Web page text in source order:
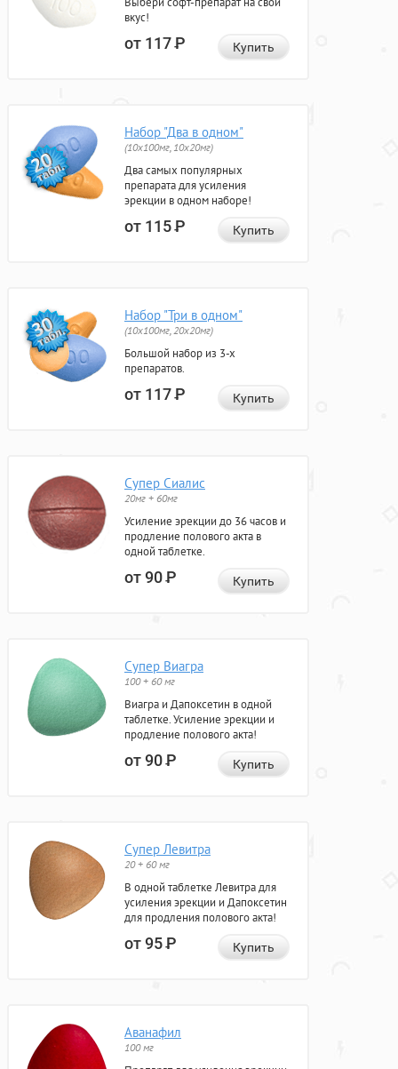
вкус!
от 117Р Купить
Набор "Два в одном"
(10x100мг, 10x20мг)
Два самых популярных
препарата для усиления
эрекции в одном наборе!
от 115Р Купить
Набор "Три в одном"
(10x100мг, 20x20мг)
Большой набор из 3-х
препаратов.
от 117Р Купить
Супер Сиалис
20мг + 60мг
Усиление эрекции до 36 часов и
продление полового акта в
одной таблетке.
от 90Р Купить
Супер Виагра
100 + 60 мг
Виагра и Дапоксетин в одной
таблетке. Усиление эрекции и
продление полового акта!
от 90Р Купить
Супер Левитра
20 + 60 мг
В одной таблетке Левитра для
усиления эрекции и Дапоксетин
для продления полового акта!
от 95Р Купить
Аванафил
100 мг